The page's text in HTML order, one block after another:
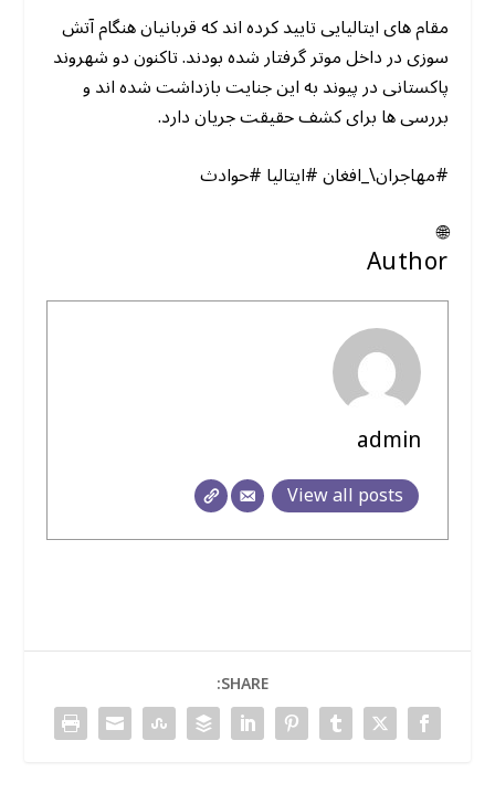
مقام های ایتالیایی تایید کرده اند که قربانیان هنگام آتش
سوزی در داخل موتر گرفتار شده بودند. تاکنون دو شهروند
پاکستانی در پیوند به این جنایت بازداشت شده اند و
بررسی ها برای کشف حقیقت جریان دارد.
#مهاجران\_افغان #ایتالیا #حوادث
🌐
Author
admin
View all posts
SHARE: